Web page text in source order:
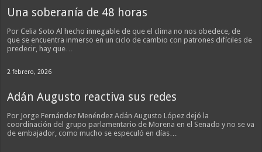
Una soberanía de 48 horas
Por Celia Soto Al hecho innegable de que el clima no nos obedece, de
que se encuentra inmerso en un ciclo de cambio con patrones difíciles de
predecir, hay que…
2 febrero, 2026
Adán Augusto reactiva sus redes
Por Jorge Fernández Menéndez Adán Augusto López dejó la
coordinación del grupo parlamentario de Morena en el Senado y no se va
de embajador, como mucho se especuló en días…